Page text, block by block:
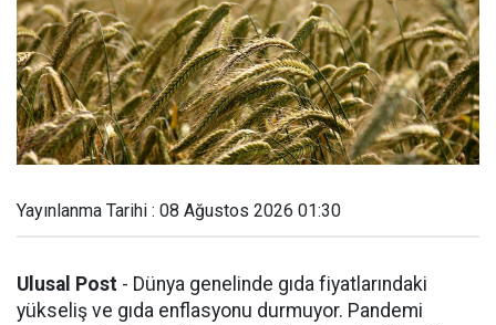
Yayınlanma Tarihi : 08 Ağustos 2026 01:30
Ulusal Post - Dünya genelinde gıda fiyatlarındaki
yükseliş ve gıda enflasyonu durmuyor. Pandemi